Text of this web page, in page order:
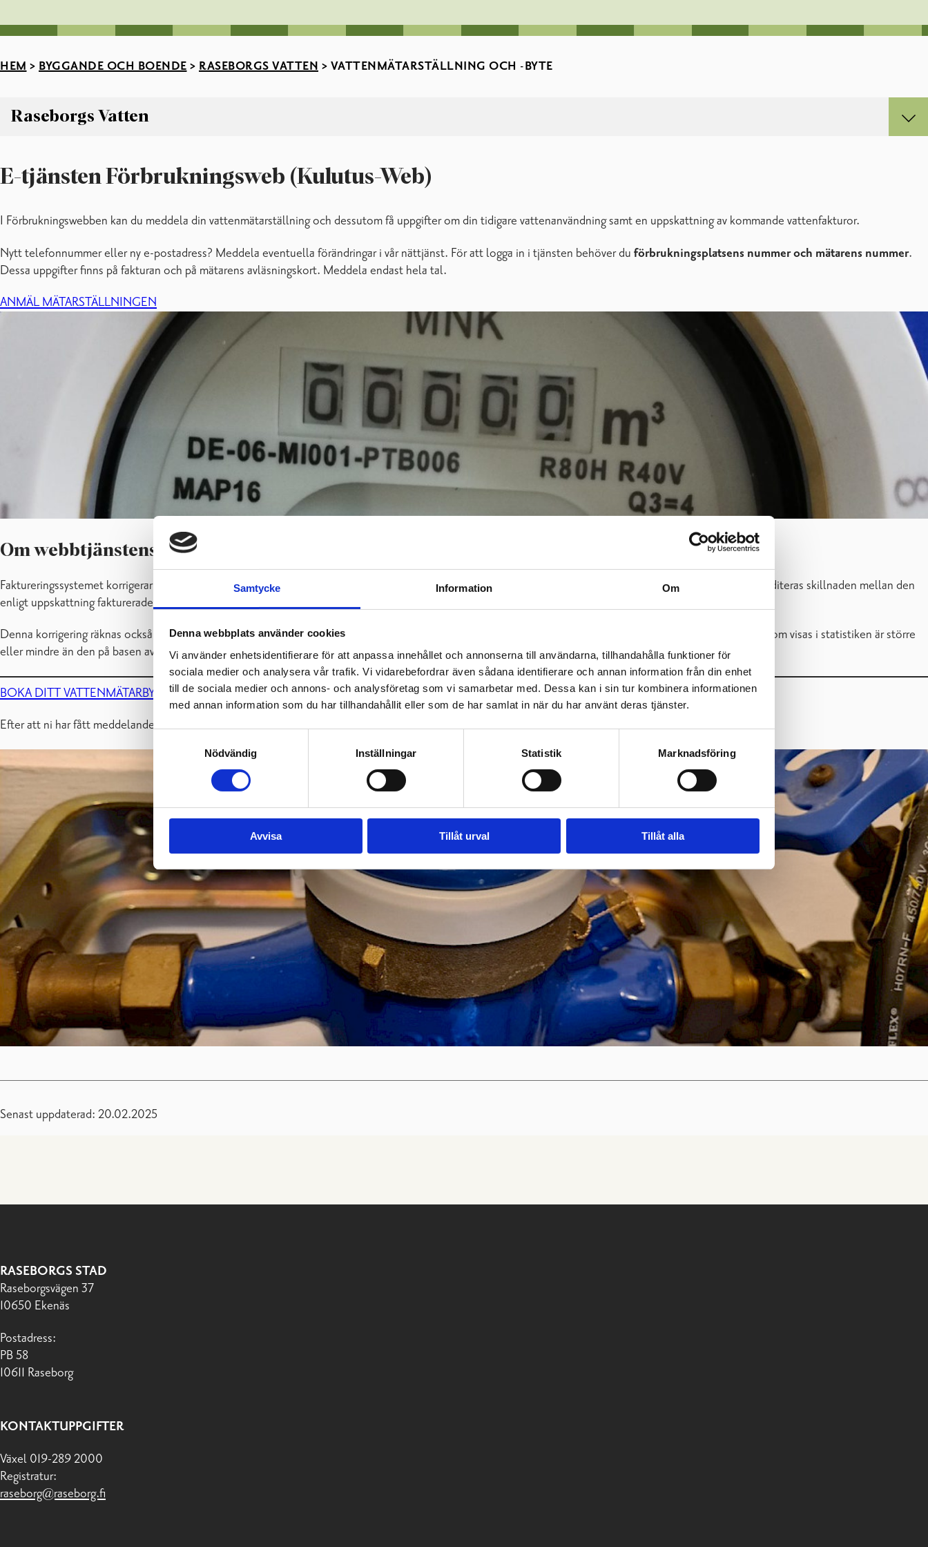
Samtycke Information Om
Denna webbplats använder cookies
Vi använder enhetsidentifierare för att anpassa innehållet och annonserna till användarna, tillhandahålla funktioner för
sociala medier och analysera vår trafik. Vi vidarebefordrar även sådana identifierare och annan information från din enhet
till de sociala medier och annons- och analysföretag som vi samarbetar med. Dessa kan i sin tur kombinera informationen
med annan information som du har tillhandahållit eller som de har samlat in när du har använt deras tjänster.
Nödvändig
Inställningar Statistik Marknadsföring
Avvisa Tillåt urval Tillåt alla
HEM > BYGGANDE OCH BOENDE > RASEBORGS VATTEN > VATTENMÄTARSTÄLLNING OCH -BYTE
Raseborgs Vatten
Anslutning till vatten- och avloppsnätet
Bruksavtal
Fakturering
Vattenkvalitet och reningsresultat
Vattenmätarställning och -byte
E-tjänsten Förbrukningsweb (Kulutus-Web)
I Förbrukningswebben kan du meddela din vattenmätarställning och dessutom få uppgifter om din tidigare vattenanvändning samt en uppskattning av kommande vattenfakturor.
Nytt telefonnummer eller ny e-postadress? Meddela eventuella förändringar i vår nättjänst. För att logga in i tjänsten behöver du förbrukningsplatsens nummeroch mätarens nummer.
Dessa uppgifter finns på fakturan och på mätarens avläsningskort. Meddela endast hela tal.
ANMÄL MÄTARSTÄLLNINGEN
Om webbtjänstens förbrukningsrapporter
Faktureringssystemet korrigerar din uppskattade årsförbrukning varje gång som du lämnar in en mätarställning. I följande utjämningsräkning faktureras eller krediteras skillnaden mellan den
enligt uppskattning fakturerade och den verkliga förbrukningen.
Denna korrigering räknas också med i det löpande årets förbrukningsstatistik enligt faktureringsdatum. Av den här orsaken kan det hända att den förbrukning som visas i statistiken är större
eller mindre än den på basen av avläsningarna uträknade årsförbrukningen.
BOKA DITT VATTENMÄTARBYTE
Efter att ni har fått meddelande om att er vattenmätare skall bytas kan ni via länken till bokningssystemet boka en tid som passar er för vattenmätarbytet.
Senast uppdaterad: 20.02.2025
RASEBORGS STAD
Raseborgsvägen 37
10650 Ekenäs
Postadress:
PB 58
10611 Raseborg
KONTAKTUPPGIFTER
Växel 019-289 2000
Registratur:
raseborg@raseborg.fi